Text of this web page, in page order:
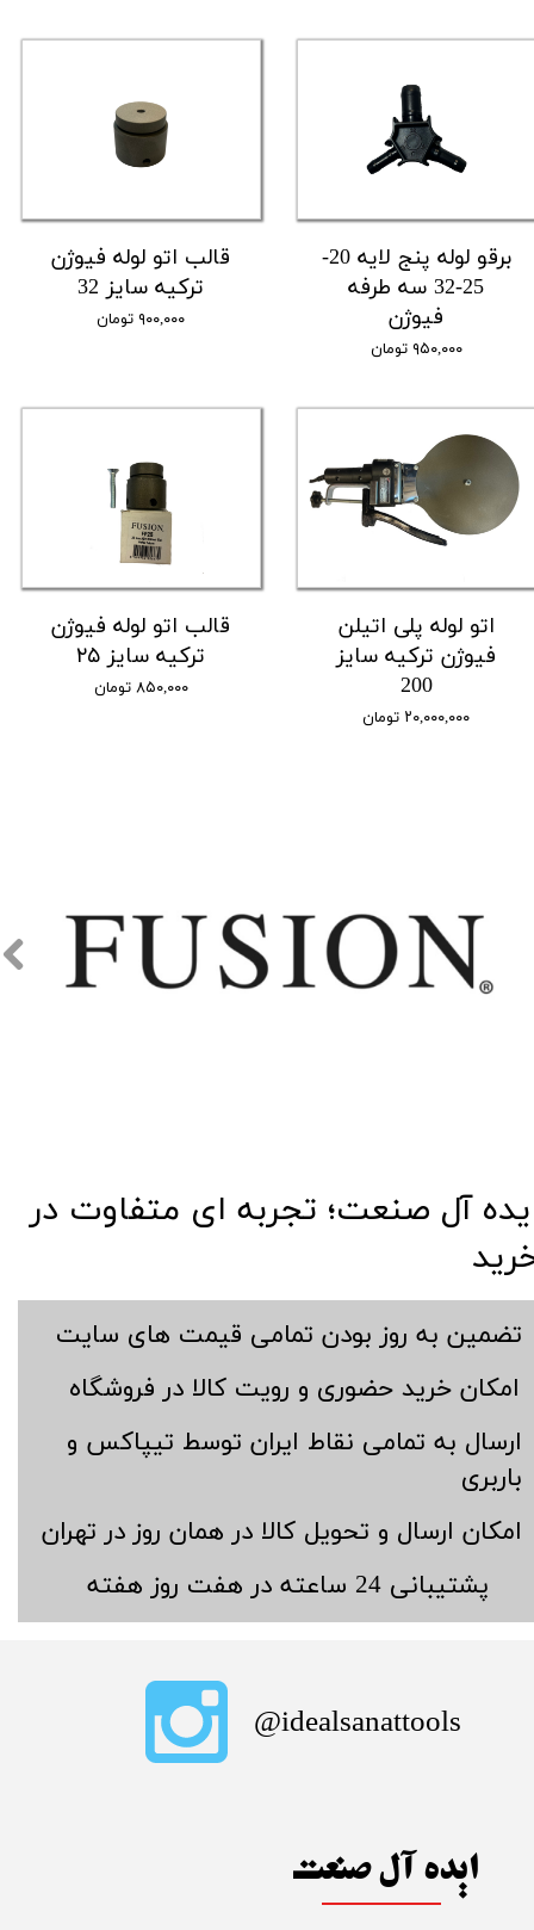
برقو لوله پنج لایه 20-
25-32 سه طرفه
فیوژن
۹۵۰,۰۰۰ تومان
قالب اتو لوله فیوژن
ترکیه سایز 32
۹۰۰,۰۰۰ تومان
اتو لوله پلی اتیلن
فیوژن ترکیه سایز
200
۲۰,۰۰۰,۰۰۰ تومان
قالب اتو لوله فیوژن
ترکیه سایز ۲۵
۸۵۰,۰۰۰ تومان
​تضمین به روز بودن تمامی قیمت های سایت
​امکان خرید حضوری و رویت کالا در فروشگاه
​ارسال به تمامی نقاط ایران توسط تیپاکس و
باربری
​امکان ارسال و تحویل کالا در همان روز در تهران
​پشتیبانی 24 ساعته در هفت روز هفته
آل صنعت؛ تجربه ای متفاوت در
ایده آل صنعت
​idealsanattools@